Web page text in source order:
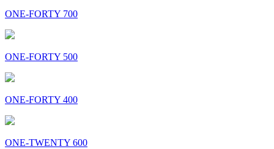
ONE-FORTY 700
ONE-FORTY 500
ONE-FORTY 400
ONE-TWENTY 600